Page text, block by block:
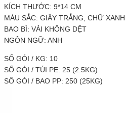
KÍCH THƯỚC: 9*14 CM
MÀU SẮC: GIẤY TRẮNG, CHỮ XANH
BAO BÌ: VẢI KHÔNG DỆT
NGÔN NGỮ: ANH
SỐ GÓI / KG: 10
SỐ GÓI / TÚI PE: 25 (2.5KG)
SỐ GÓI / BAO PP: 250 (25KG)